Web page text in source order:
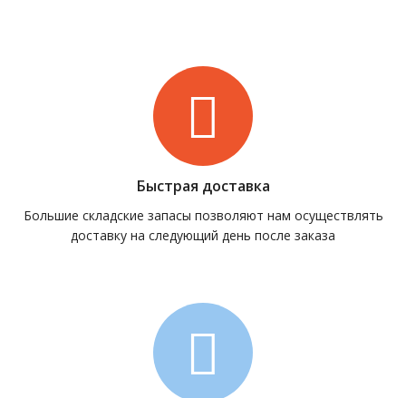
Быстрая доставка
Большие складские запасы позволяют нам осуществлять
доставку на следующий день после заказа